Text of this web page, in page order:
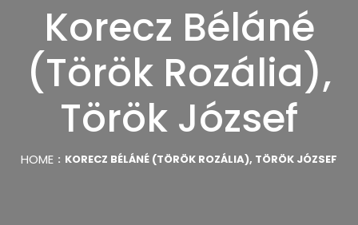
Korecz Béláné
(Török Rozália),
Török József
HOME KORECZ BÉLÁNÉ (TÖRÖK ROZÁLIA), TÖRÖK JÓZSEF